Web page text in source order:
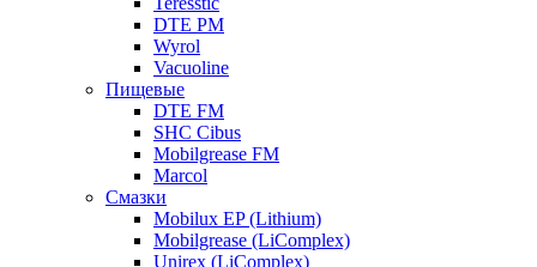
DTE PM
Wyrol
Vacuoline
Пищевые
DTE FM
SHC Cibus
Mobilgrease FM
Marcol
Смазки
Mobilux EP (Lithium)
Mobilgrease (LiComplex)
Unirex (LiComplex)